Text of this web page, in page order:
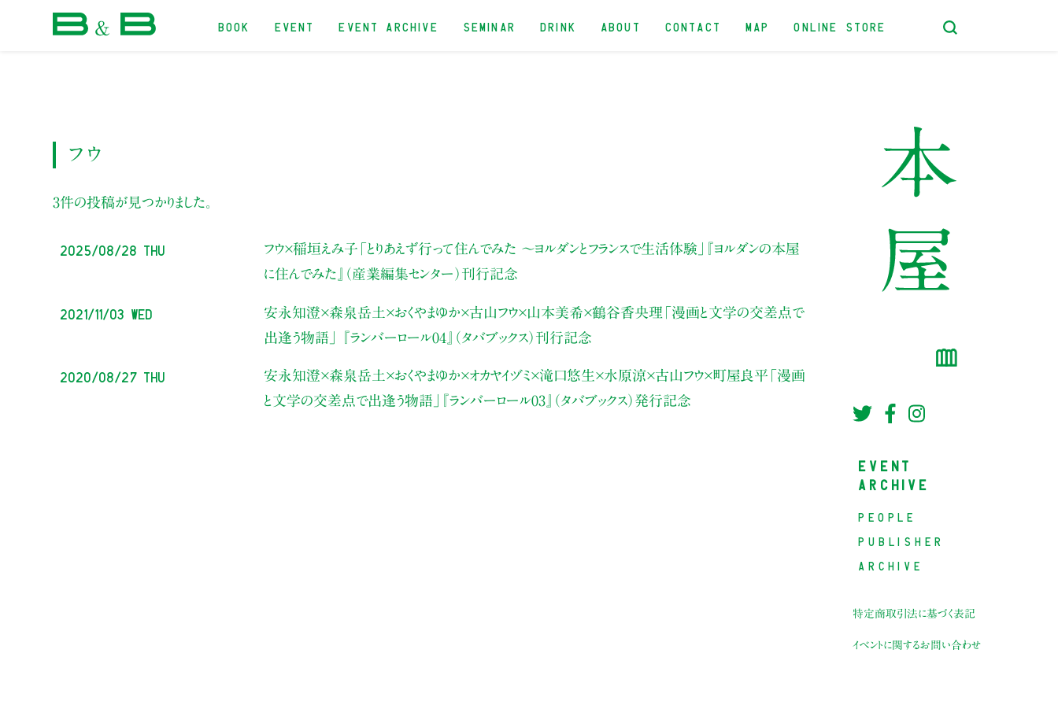
BOOK EVENT EVENT ARCHIVE SEMINAR DRINK ABOUT CONTACT MAP ONLINE STORE
フウ
3件の投稿が見つかりました。
2025/08/28 Thu フウ×稲垣えみ子 「とりあえず行って住んでみた 〜ヨルダンとフランスで生活体験」
『ヨルダンの本屋
に住んでみた』（産業編集センター）刊行記念
2021/11/03 Wed 安永知澄×森泉岳土×おくやまゆか×古山フウ×山本美希×鶴谷香央理 「漫画と文学の交差点で
出逢う物語」
『ランバーロール04』（タバブックス）刊行記念
2020/08/27 Thu 安永知澄×森泉岳土×おくやまゆか×オカヤイヅミ×滝口悠生×水原涼×古山フウ×町屋良平 「漫画
と文学の交差点で出逢う物語」
『ランバーロール03』（タバブックス）発行記念
EVENT
ARCHIVE
PEOPLE
PUBLISHER
ARCHIVE
特定商取引法に基づく表記
イベントに関するお問い合わせ